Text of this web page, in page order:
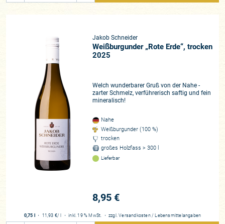
Jakob Schneider
Weißburgunder „Rote Erde“, trocken
2025
Welch wunderbarer Gruß von der Nahe -
zarter Schmelz, verführerisch saftig und fein
mineralisch!
Nahe
Weißburgunder (100 %)
trocken
großes Holzfass > 300 l
Lieferbar
8,95 €
0,75 l ・ 11,93 €/ l ・inkl. 19 % MwSt. ・ zzgl.Versandkosten / Lebensmittelangaben